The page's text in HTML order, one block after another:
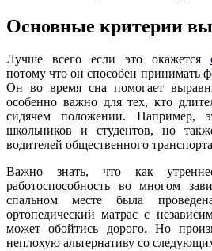
Основные критерии
Лучше всего если это окажется
потому что он способен принимать
Он во время сна помогает
особенно важно для тех, кто
сидячем положении. Например,
школьников и студентов, но
водителей общественного
Важно знать, что как
работоспособность во многом
спальном месте была
ортопедический матрас с
может обойтись дорого. Но
неплохую альтернативу со